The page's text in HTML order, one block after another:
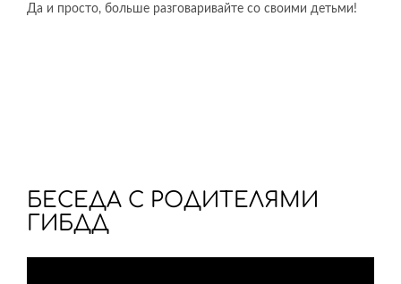
Да и просто, больше разговаривайте со своими детьми!
БЕСЕДА С РОДИТЕЛЯМИ
ГИБДД